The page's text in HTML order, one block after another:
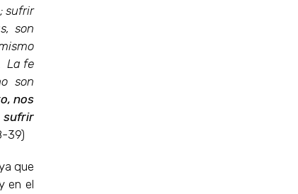
sufrir
son
La fe
son
nos
sufrir
39)
que
en el